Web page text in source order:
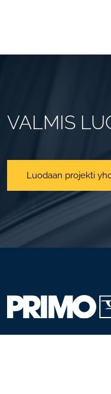
VALMIS
Luodaan projekti